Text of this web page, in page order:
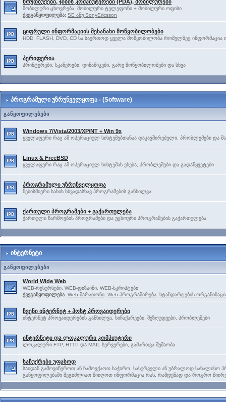
ნოუთბუქები, ჯიბის კომპიუტერები (PDA), მობილურები
მობილური ცხოვრება, მობილური ტელეფონი + მობილური ოფისი
ქვეგანყოფილება: SE ანუ SonyEricsson
ციფრული ინფორმაციის შესანახი მოწყობილობები
HDD, FLASH, DVD, CD სა საერთოდ ყველა მოწყობილობა რომელზეც ინფორმაცია
პერიფერია
პრინტერები, სკანერები, დინამიკები, გარე მოწყობილობები და სხვა
პროგრამული უზრუნველყოფა - (Software)
განყოფილებები
Windows 7/Vista/2003/XP/NT + Win 9x
ყველაფერი რაც ამ ოპერაციულ სისტემებთანაა დაკავშირებული, პრობლემები და
Linux & FreeBSD
ყველაფერი რაც ამ ოპერაციულ სისტემას ეხება, პრობლემები და გადაწყვეტები
პროგრამული უზრუნველყოფა
ნებისმიერი სახის სხვადასხავ პროგრამების განხილვა
ქართული პროგრამები + გაქართულება
ქართული წარმოების პროგრამები და უცხოური პროგრამების გაქართულება
ინტერნეტი
განყოფილებები
World Wide Web
WEB-რესურსები, WEB-დიზაინი, WEB-სკრიპტები
ქვეგანყოფილება: Web მარათონი Web პროგრამირება სტანდარტების
ჩვენი ინტერნეტ + ჰოსტ პროვაიდერები
ინტერნეტ პროვაიდერების განხილვა, სიჩაქარეები, შეზღუდვები, პრობლემები
ინტერნეტი და ლოკალური კომპიუტერი
ლოკალური FTP, HTTP და MAIL სერვერები, გამართვა მუშაობა
საჩუქრები უფასოდ
საიდან გამოვიწეროთ ან ჩამოვქაოთ საჭირო, სასურველი ან უბრალოდ სახალისო
განყოფილებაში შეგიძლიათ მიიღოთ ინფორმაცია რას, რამდენად და როგრო